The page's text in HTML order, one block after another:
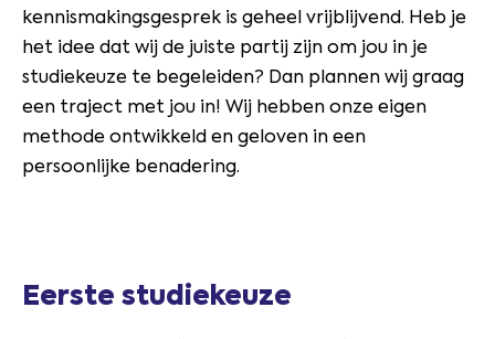
kennismakingsgesprek is geheel vrijblijvend. Heb je
het idee dat wij de juiste partij zijn om jou in je
studiekeuze te begeleiden? Dan plannen wij graag
een traject met jou in! Wij hebben onze eigen
methode ontwikkeld en geloven in een
persoonlijke benadering.
Eerste studiekeuze